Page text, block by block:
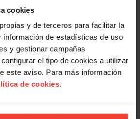
cookies
y de terceros para facilitar la
información de estadísticas de uso
y gestionar campañas
el tipo de cookies a utilizar
este aviso. Para más información
de cookies.